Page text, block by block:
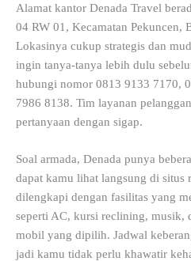
Alamat kantor Denada Travel
04 RW 01, Kecamatan Pekuncen,
Lokasinya cukup strategis dan
ingin tanya-tanya lebih dulu
hubungi nomor 0813 9133 7170,
7986 8138. Tim layanan
pertanyaan dengan sigap.
Soal armada, Denada punya
dapat kamu lihat langsung di situs
dilengkapi dengan fasilitas yang
seperti AC, kursi reclining, musik,
mobil yang dipilih. Jadwal
jadi kamu tidak perlu khawatir